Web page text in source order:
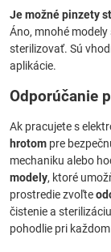
Je možné pinzety
Áno, mnohé modely
sterilizovať. Sú
aplikácie.
Odporúčanie
Ak pracujete s
hrotom pre
mechaniku alebo
modely, ktoré
prostredie zvoľte
čistenie a
pohodlie pri